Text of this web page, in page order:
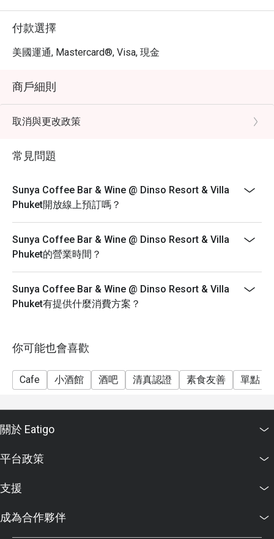
付款選擇
美國運通, Mastercard®, Visa, 現金
商戶細則
取消與更改政策
常見問題
Sunya Coffee Bar & Wine @ Dinso Resort & Villa
Phuket開放線上預訂嗎？
Sunya Coffee Bar & Wine @ Dinso Resort & Villa
Phuket的營業時間？
Sunya Coffee Bar & Wine @ Dinso Resort & Villa
Phuket有提供什麼消費方案？
你可能也會喜歡
Cafe 小酒館 酒吧 清真認證 素食友善 單點
關於 Eatigo
平台政策
支援
成為合作夥伴